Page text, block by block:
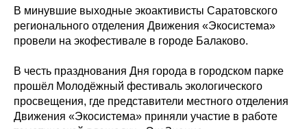
В минувшие выходные экоактивисты Саратовского
регионального отделения Движения «Экосистема»
провели на экофестивале в городе Балаково.
В честь празднования Дня города в городском парке
прошёл Молодёжный фестиваль экологического
просвещения, где представители местного отделения
Движения «Экосистема» приняли участие в работе